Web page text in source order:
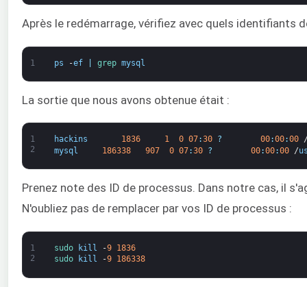
Après le redémarrage, vérifiez avec quels identifiants
1 ps -ef grep mysql
La sortie que nous avons obtenue était :
1
2
hackins 1836 1 0 07:30 ? 00:00:00
mysql
186338 907 0 07:30 ? 00:00:00 /
Prenez note des ID de processus. Dans notre cas, il
N'oubliez pas de remplacer par vos ID de processus :
1
2
sudo kill -9
1836
sudo
kill -9 186338